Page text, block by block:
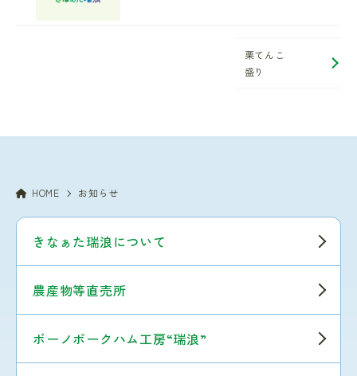
栗てんこ
盛り
HOME お知らせ
きなぁた瑞浪について
農産物等直売所
ボーノポークハム工房“瑞浪”